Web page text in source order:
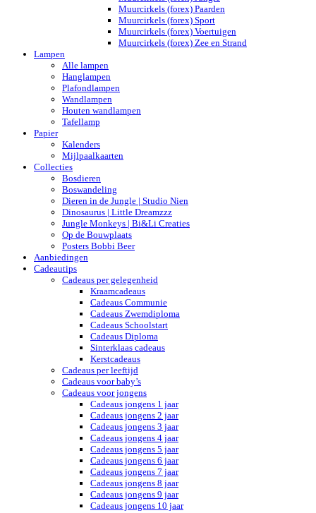
Muurcirkels (forex) Paarden
Muurcirkels (forex) Sport
Muurcirkels (forex) Voertuigen
Muurcirkels (forex) Zee en Strand
Lampen
Alle lampen
Hanglampen
Plafondlampen
Wandlampen
Houten wandlampen
Tafellamp
Papier
Kalenders
Mijlpaalkaarten
Collecties
Bosdieren
Boswandeling
Dieren in de Jungle | Studio Nien
Dinosaurus | Little Dreamzzz
Jungle Monkeys | Bi&Li Creaties
Op de Bouwplaats
Posters Bobbi Beer
Aanbiedingen
Cadeautips
Cadeaus per gelegenheid
Kraamcadeaus
Cadeaus Communie
Cadeaus Zwemdiploma
Cadeaus Schoolstart
Cadeaus Diploma
Sinterklaas cadeaus
Kerstcadeaus
Cadeaus per leeftijd
Cadeaus voor baby’s
Cadeaus voor jongens
Cadeaus jongens 1 jaar
Cadeaus jongens 2 jaar
Cadeaus jongens 3 jaar
Cadeaus jongens 4 jaar
Cadeaus jongens 5 jaar
Cadeaus jongens 6 jaar
Cadeaus jongens 7 jaar
Cadeaus jongens 8 jaar
Cadeaus jongens 9 jaar
Cadeaus jongens 10 jaar